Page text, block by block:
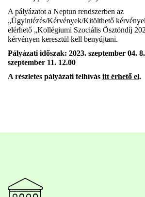
A pályázatot a Neptun rendszerben az
„Ügyintézés/Kérvények/Kitölthető
elérhető „Kollégiumi Szociális Ösztöndíj
kérvényen keresztül kell benyújtani.
Pályázati időszak: 2023. szeptember 04.
szeptember 11. 12.00
A részletes pályázati felhívás itt érhető el.